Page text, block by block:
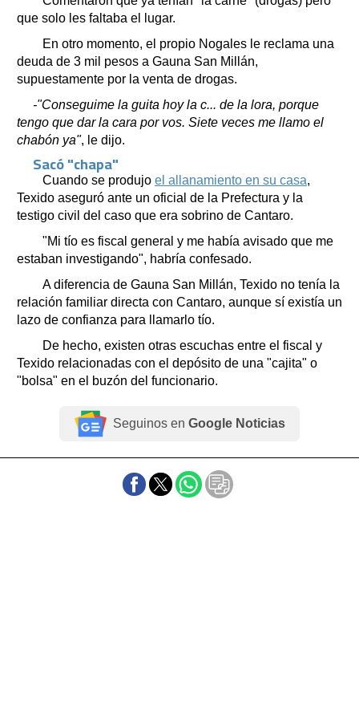
que solo les faltaba el lugar.
En otro momento, el propio Nogales le reclama una
deuda de 3 mil pesos a Gauna San Millán,
supuestamente por la venta de drogas.
-"Conseguime la guita hoy la c... de la lora, porque
tengo que dar la cara por vos. Siete veces me llamo el
chabón ya", le dijo.
Sacó "chapa"
Cuando se produjo el allanamiento en su casa,
Texido aseguró ante un oficial de la Prefectura y la
testigo civil del caso que era sobrino de Cantaro.
"Mi tío es fiscal general y me había avisado que me
estaban investigando", habría confesado.
A diferencia de Gauna San Millán, Texido no tenía la
relación familiar directa con Cantaro, aunque sí existía un
lazo de confianza para llamarlo tío.
De hecho, existen otras escuchas entre el fiscal y
Texido relacionadas con el depósito de una "cajita" o
"bolsa" en el buzón del funcionario.
Seguinos en Google Noticias